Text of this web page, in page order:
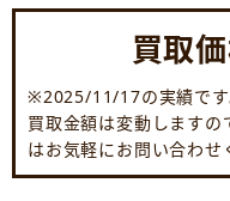
買取
※2025/11/17の実績です
買取金額は変動します
はお気軽にお問い合わせ